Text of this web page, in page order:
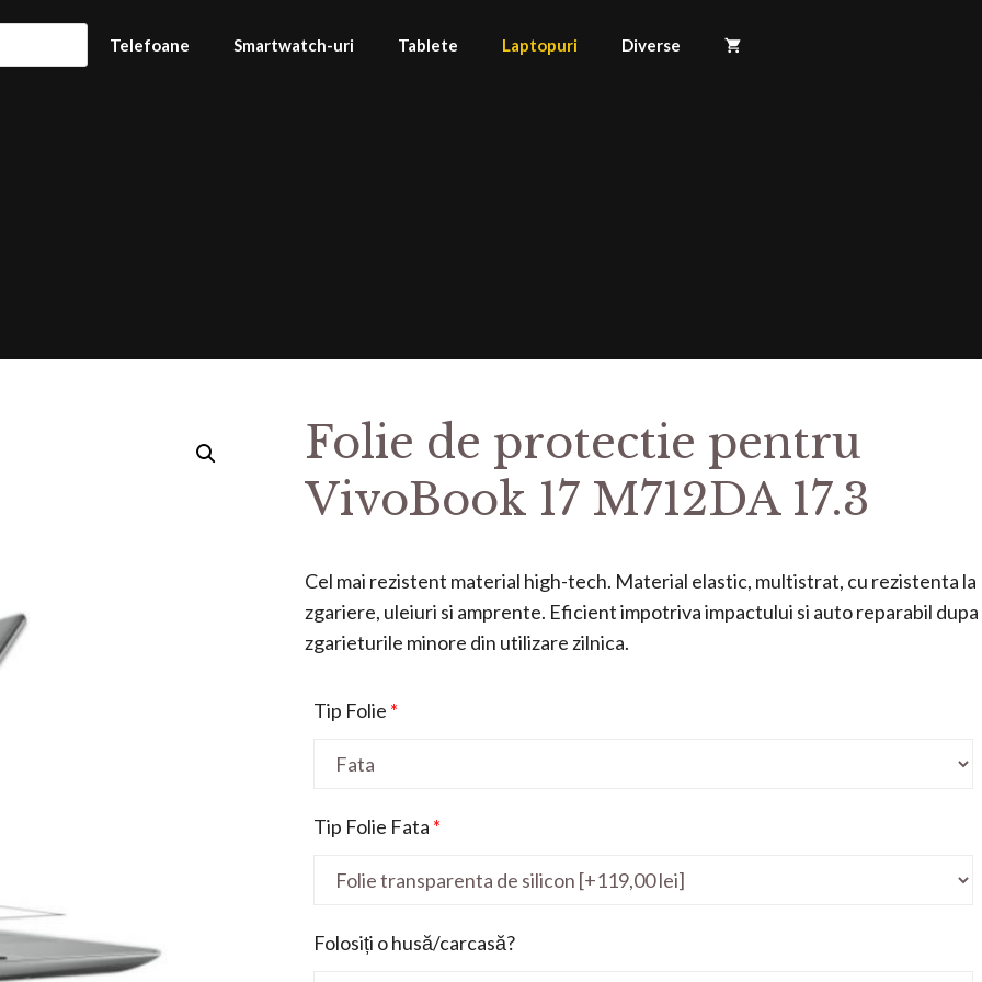
Telefoane Smartwatch-uri Tablete Laptopuri Diverse
Folie de protectie pentru
VivoBook 17 M712DA 17.3
Cel mai rezistent material high-tech. Material elastic, multistrat, cu rezistenta la
zgariere, uleiuri si amprente. Eficient impotriva impactului si auto reparabil dupa
zgarieturile minore din utilizare zilnica.
Tip Folie *
Tip Folie Fata *
Folosiți o husă/carcasă?